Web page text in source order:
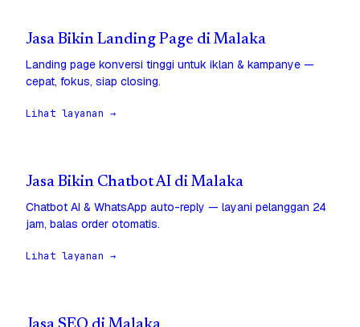
Jasa Bikin Landing Page di Malaka
Landing page konversi tinggi untuk iklan & kampanye —
cepat, fokus, siap closing.
Lihat layanan →
Jasa Bikin Chatbot AI di Malaka
Chatbot AI & WhatsApp auto-reply — layani pelanggan 24
jam, balas order otomatis.
Lihat layanan →